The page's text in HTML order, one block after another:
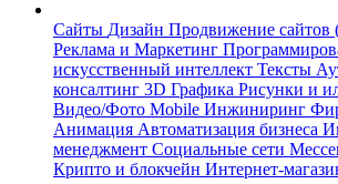
Сайты Дизайн Продвижение сайтов
Реклама и Маркетинг
искусственный интеллект Тексты
консалтинг 3D Графика Рисунки и
Видео/Фото Mobile Инжиниринг
Анимация Автоматизация бизнеса
менеджмент Социальные сети
Крипто и блокчейн Интернет-